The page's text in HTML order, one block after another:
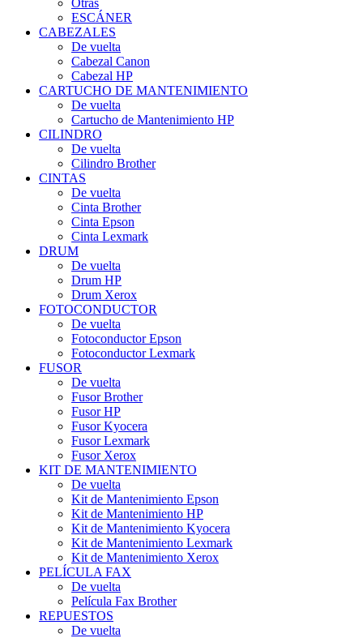
Otras
ESCÁNER
CABEZALES
De vuelta
Cabezal Canon
Cabezal HP
CARTUCHO DE MANTENIMIENTO
De vuelta
Cartucho de Mantenimiento HP
CILINDRO
De vuelta
Cilindro Brother
CINTAS
De vuelta
Cinta Brother
Cinta Epson
Cinta Lexmark
DRUM
De vuelta
Drum HP
Drum Xerox
FOTOCONDUCTOR
De vuelta
Fotoconductor Epson
Fotoconductor Lexmark
FUSOR
De vuelta
Fusor Brother
Fusor HP
Fusor Kyocera
Fusor Lexmark
Fusor Xerox
KIT DE MANTENIMIENTO
De vuelta
Kit de Mantenimiento Epson
Kit de Mantenimiento HP
Kit de Mantenimiento Kyocera
Kit de Mantenimiento Lexmark
Kit de Mantenimiento Xerox
PELÍCULA FAX
De vuelta
Película Fax Brother
REPUESTOS
De vuelta